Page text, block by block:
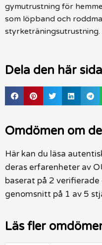
gymutrustning för
som löpband och
styrketräningsutrustning.
Dela den här
Omdömen om
Här kan du läsa
deras erfarenheter av
baserat på 2
genomsnitt på 1 av 5
Läs fler